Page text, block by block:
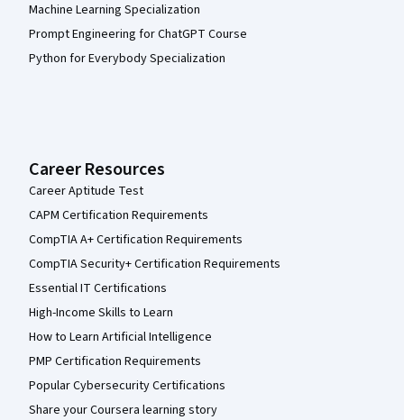
Machine Learning Specialization
Prompt Engineering for ChatGPT Course
Python for Everybody Specialization
Career Resources
Career Aptitude Test
CAPM Certification Requirements
CompTIA A+ Certification Requirements
CompTIA Security+ Certification Requirements
Essential IT Certifications
High-Income Skills to Learn
How to Learn Artificial Intelligence
PMP Certification Requirements
Popular Cybersecurity Certifications
Share your Coursera learning story